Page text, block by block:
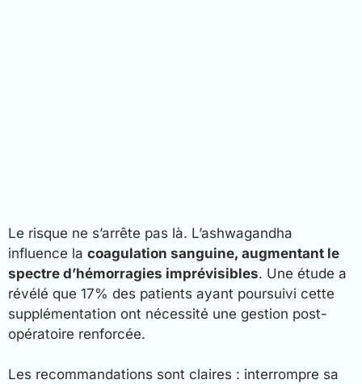
Le risque ne s’arrête pas là. L’ashwagandha
influence la coagulation sanguine, augmentant le
spectre d’hémorragies imprévisibles. Une étude a
révélé que 17% des patients ayant poursuivi cette
supplémentation ont nécessité une gestion post-
opératoire renforcée.
Les recommandations sont claires : interrompre sa